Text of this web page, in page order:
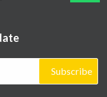
Subscribe